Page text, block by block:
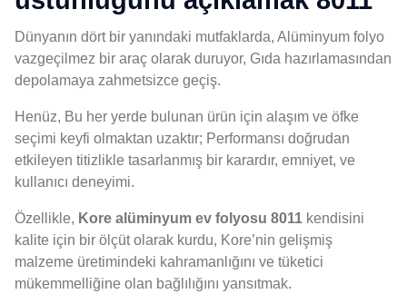
Dünyanın dört bir yanındaki mutfaklarda, Alüminyum folyo
vazgeçilmez bir araç olarak duruyor, Gıda hazırlamasından
depolamaya zahmetsizce geçiş.
Henüz, Bu her yerde bulunan ürün için alaşım ve öfke
seçimi keyfi olmaktan uzaktır; Performansı doğrudan
etkileyen titizlikle tasarlanmış bir karardır, emniyet, ve
kullanıcı deneyimi.
Özellikle, Kore alüminyum ev folyosu 8011 kendisini
kalite için bir ölçüt olarak kurdu, Kore’nin gelişmiş
malzeme üretimindeki kahramanlığını ve tüketici
mükemmelliğine olan bağlılığını yansıtmak.